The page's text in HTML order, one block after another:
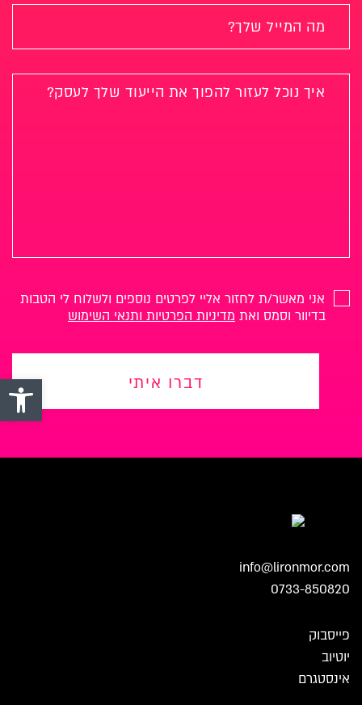
פתח
אני מאשר/ת לחזור אליי לפרטים נוספים ולשלוח לי הטבות
בדיוור וסמס ואת מדיניות הפרטיות ותנאי השימוש
דברו איתי
info@lironmor.com
0733-850820
פייסבוק
יוטיוב
אינסטגרם